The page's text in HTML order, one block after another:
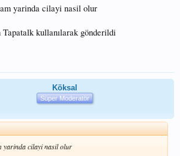
yarinda cilayi nasil olur
Tapatalk kullanılarak gönderildi
Köksal
Süper Moderatör
yarinda cilayi nasil olur